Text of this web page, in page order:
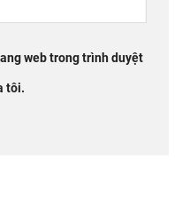
web trong trình duyệt
tôi.